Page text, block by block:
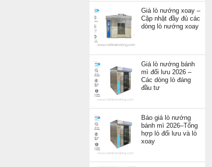
Giá lò nướng xoay –
Cập nhật đầy đủ các
dòng lò nướng xoay
Giá lò nướng bánh
mì đối lưu 2026 –
Các dòng lò đáng
đầu tư
Báo giá lò nướng
bánh mì 2026–Tổng
hợp lò đối lưu và lò
xoay